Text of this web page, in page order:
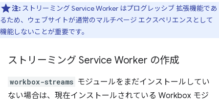
注: ストリーミング Service Worker はプログレッシブ 拡張機能であ
るため、ウェブサイトが通常のマルチページ エクスペリエンスとして
機能しないことが重要です。
ストリーミング Service Worker の作成
workbox-streams モジュールをまだインストールしてい
ない場合は、現在インストールされている Workbox モジ